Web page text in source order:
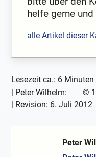
helfe gerne
alle Artikel dieser
Lesezeit ca.: 6 Minuten
Peter Wilhelm: ©
| Revision: 6. Juli 2012
Peter